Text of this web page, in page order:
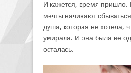
И кажется, время пришло.
мечты начинают
душа, которая не хотела,
умирала. И она была не
осталась.